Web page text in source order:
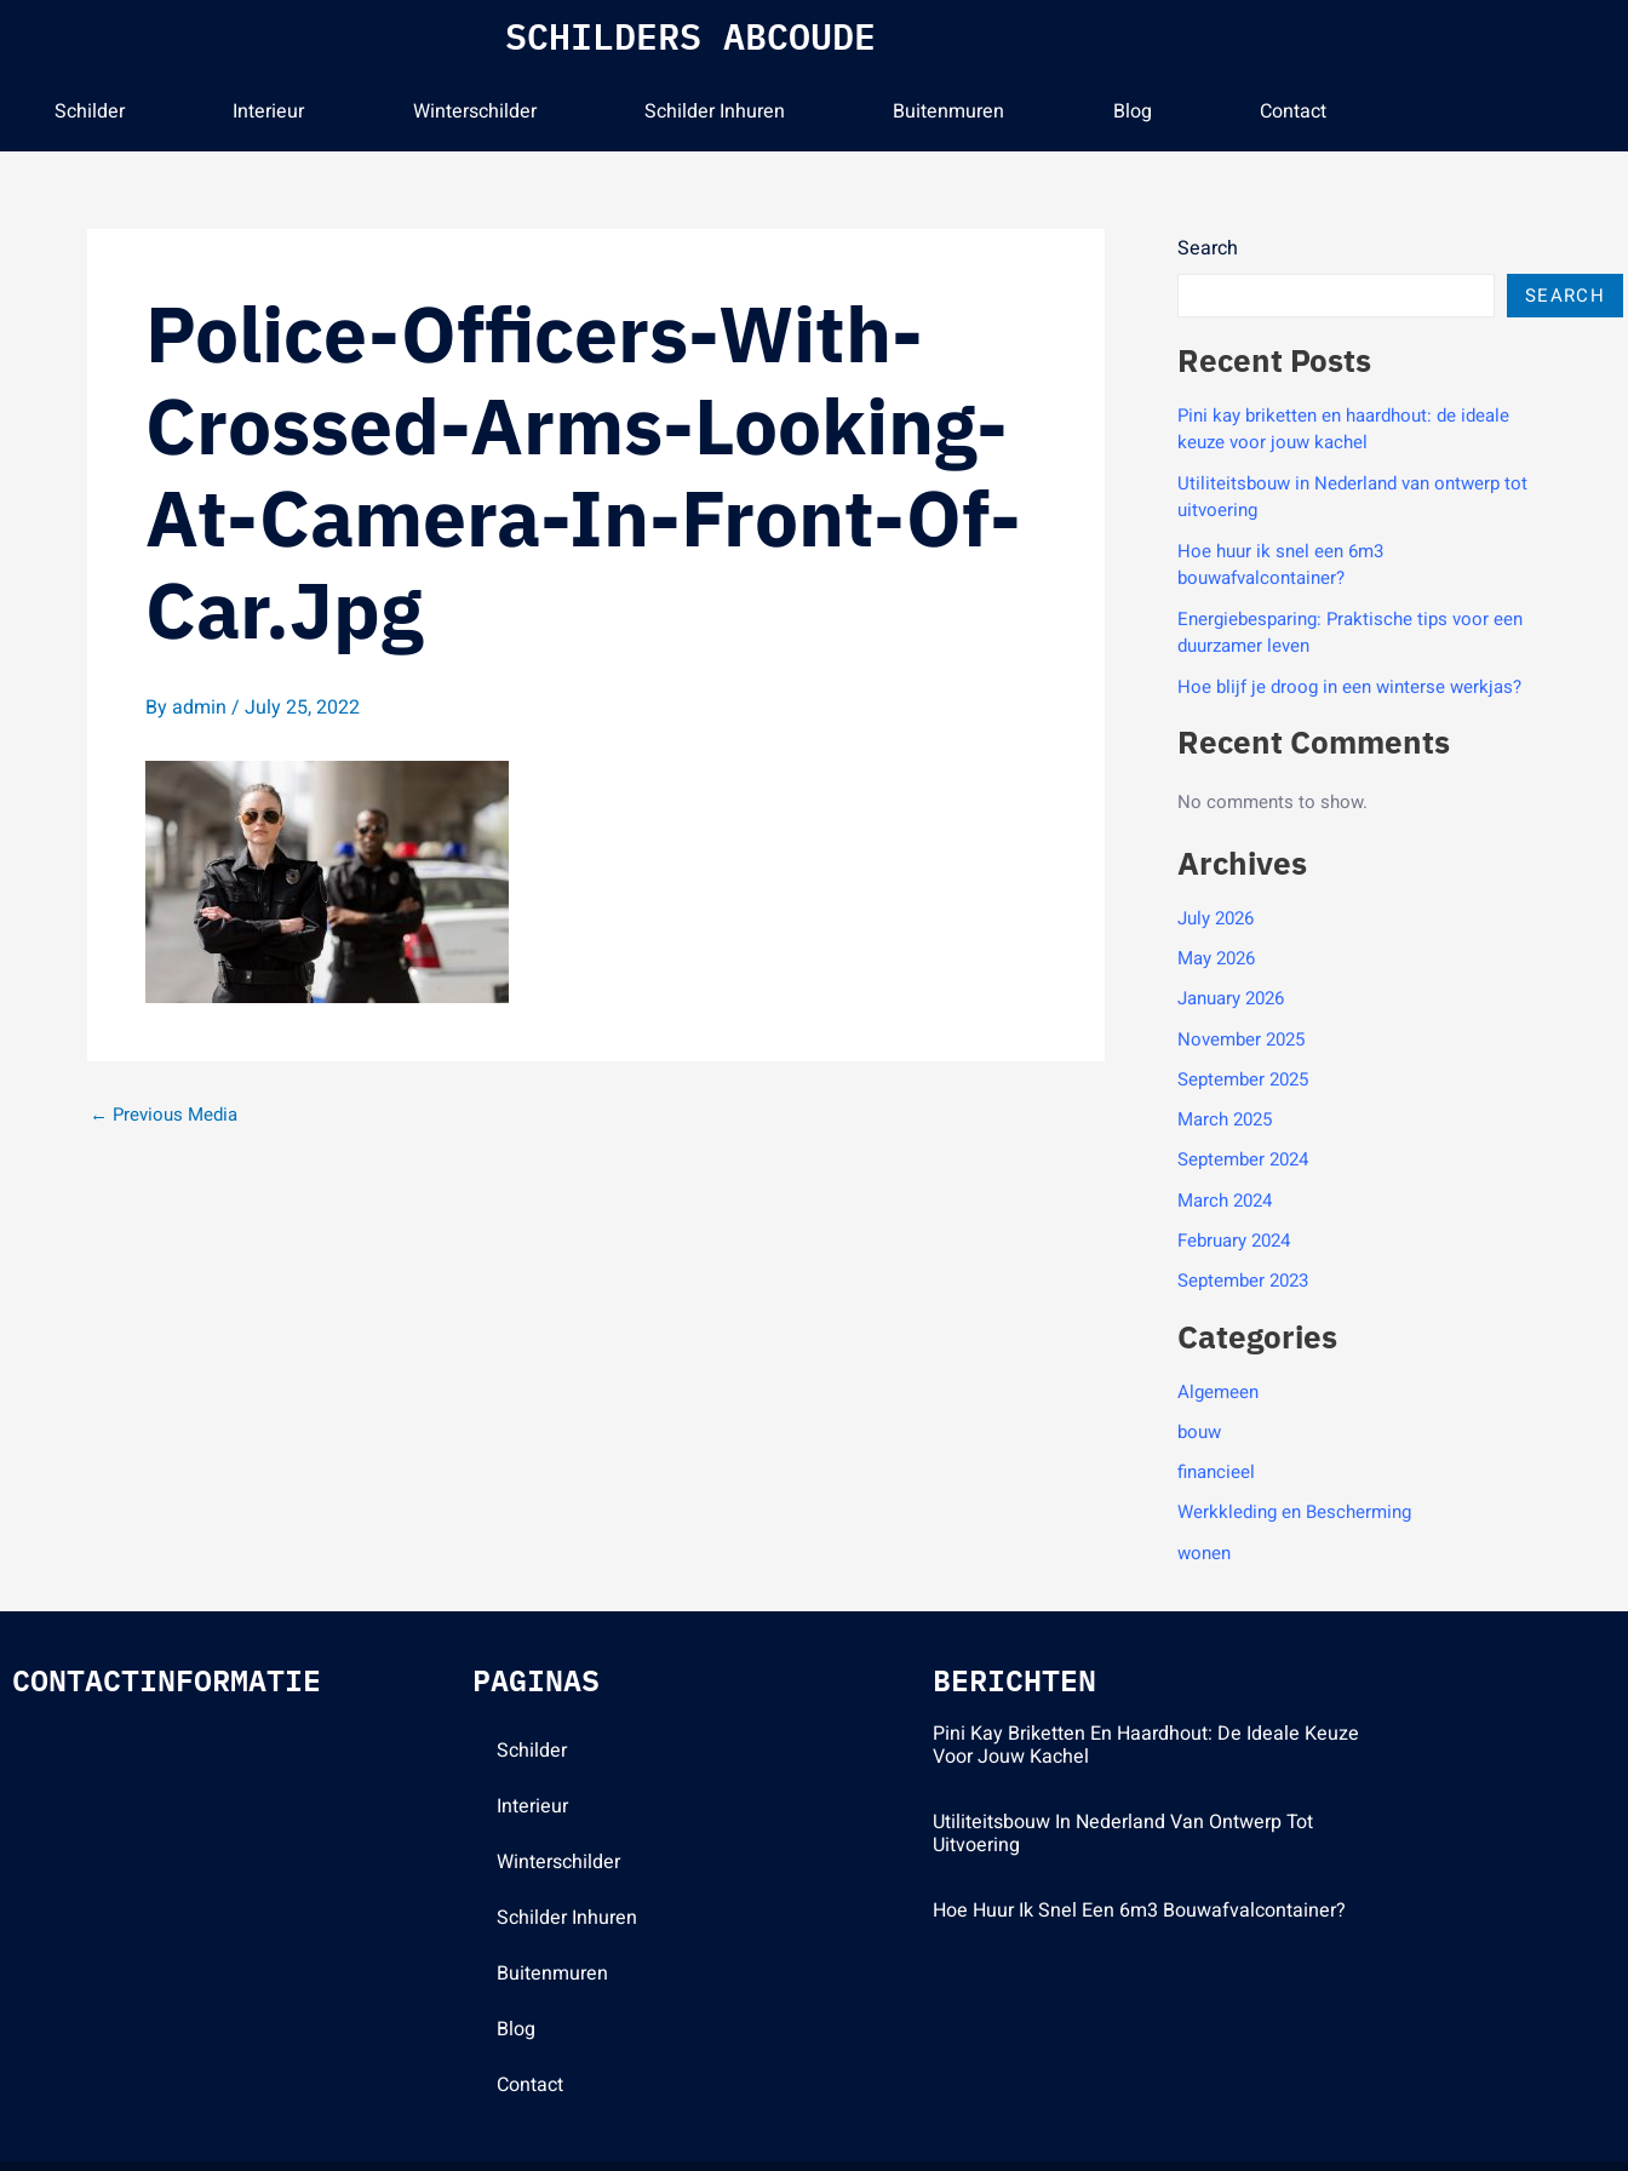
SCHILDERS ABCOUDE
Schilder Interieur Winterschilder Schilder Inhuren Buitenmuren Blog Contact
Police-Officers-With-
Crossed-Arms-Looking-
At-Camera-In-Front-Of-
Car.jpg
Byadmin / July 25, 2022
← Previous Media
Search
SEARCH
Recent Posts
Pini kay briketten en haardhout: de ideale
keuze voor jouw kachel
Utiliteitsbouw in Nederland van ontwerp tot
uitvoering
Hoe huur ik snel een 6m3
bouwafvalcontainer?
Energiebesparing: Praktische tips voor een
duurzamer leven
Hoe blijf je droog in een winterse werkjas?
Recent Comments
No comments to show.
Archives
July 2026
May 2026
January 2026
November 2025
September 2025
March 2025
September 2024
March 2024
February 2024
September 2023
Categories
Algemeen
bouw
financieel
Werkkleding en Bescherming
wonen
CONTACTINFORMATIE PAGINAS
Schilder
Interieur
Winterschilder
Schilder Inhuren
Buitenmuren
Blog
Contact
BERICHTEN
Pini Kay Briketten En Haardhout: De Ideale Keuze
Voor Jouw Kachel
Utiliteitsbouw In Nederland Van Ontwerp Tot
Uitvoering
Hoe Huur Ik Snel Een 6m3 Bouwafvalcontainer?